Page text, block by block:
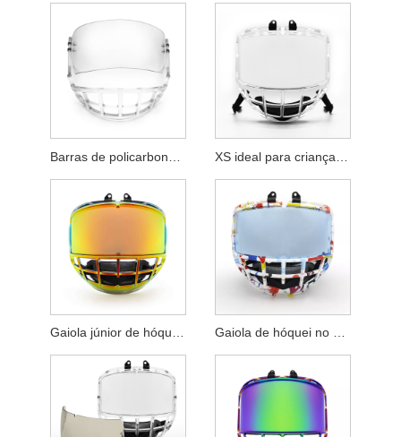
Gaiola júnior de hóquei no gelo cromada durável e de alta qualidade para crianças na China com substituição XS Gaiola de hóquei no gelo para juniores e crianças